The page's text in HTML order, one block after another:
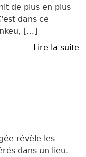
de plus en plus
dans ce
[…]
Lire la suite
révèle les
dans un lieu.